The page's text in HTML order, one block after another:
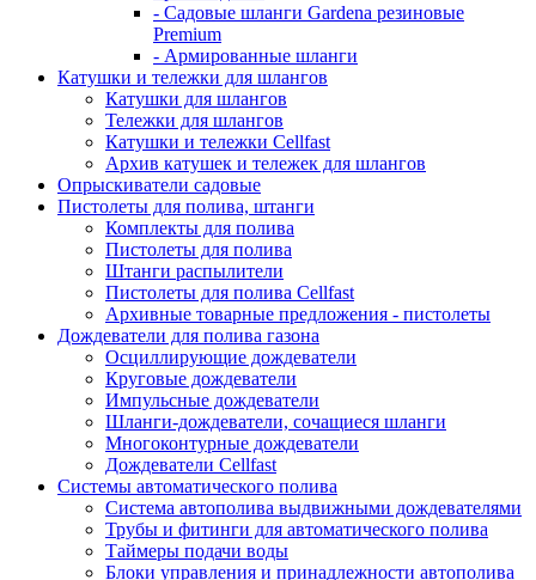
- Садовые шланги Gardena резиновые
Premium
- Армированные шланги
Катушки и тележки для шлангов
Катушки для шлангов
Тележки для шлангов
Катушки и тележки Cellfast
Архив катушек и тележек для шлангов
Опрыскиватели садовые
Пистолеты для полива, штанги
Комплекты для полива
Пистолеты для полива
Штанги распылители
Пистолеты для полива Cellfast
Архивные товарные предложения - пистолеты
Дождеватели для полива газона
Осциллирующие дождеватели
Круговые дождеватели
Импульсные дождеватели
Шланги-дождеватели, сочащиеся шланги
Многоконтурные дождеватели
Дождеватели Cellfast
Системы автоматического полива
Система автополива выдвижными дождевателями
Трубы и фитинги для автоматического полива
Таймеры подачи воды
Блоки управления и принадлежности автополива